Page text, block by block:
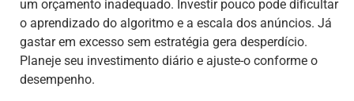
um orçamento inadequado. Investir pouco pode dificultar
o aprendizado do algoritmo e a escala dos anúncios. Já
gastar em excesso sem estratégia gera desperdício.
Planeje seu investimento diário e ajuste-o conforme o
desempenho.